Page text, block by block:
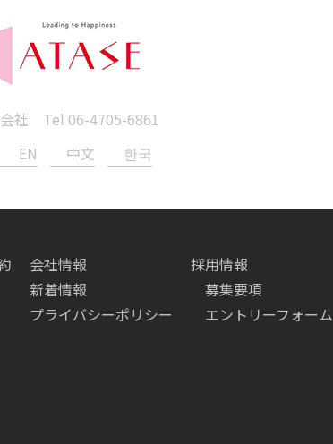
会社 Tel 06-4705-6861
EN 中文 한국
会社情報
新着情報
プライバシーポリシー
採用情報
募集要項
エントリーフォーム